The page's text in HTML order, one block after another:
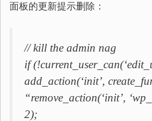
面板的更新提示删除：
// kill the admin nag
if
add_action(‘init’,
“remove_action(‘init’,
2);